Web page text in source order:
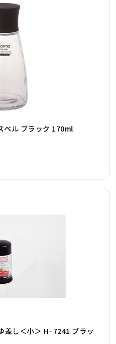
ベル ブラック 170ml
差し＜小＞ H−7241 ブラッ